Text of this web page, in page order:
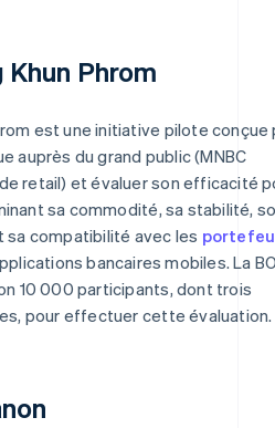
Phrom
est une initiative pilote conçue
auprès du grand public (MNBC
retail) et évaluer son efficacité
sa commodité, sa stabilité,
compatibilité avec les
bancaires mobiles. La
10 000 participants, dont trois
pour effectuer cette évaluation.